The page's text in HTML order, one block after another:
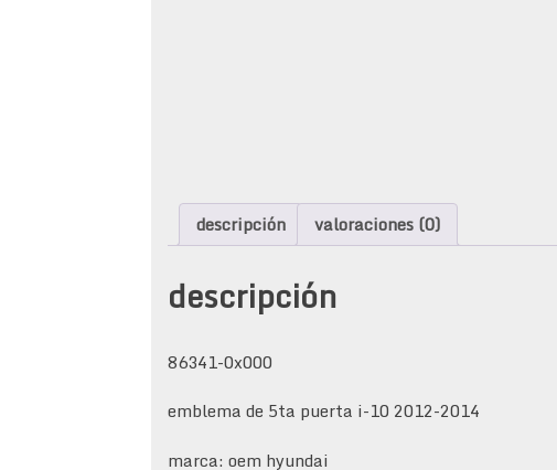
descripción valoraciones (0)
descripción
86341-0x000
emblema de 5ta puerta i-10 2012-2014
marca: oem hyundai